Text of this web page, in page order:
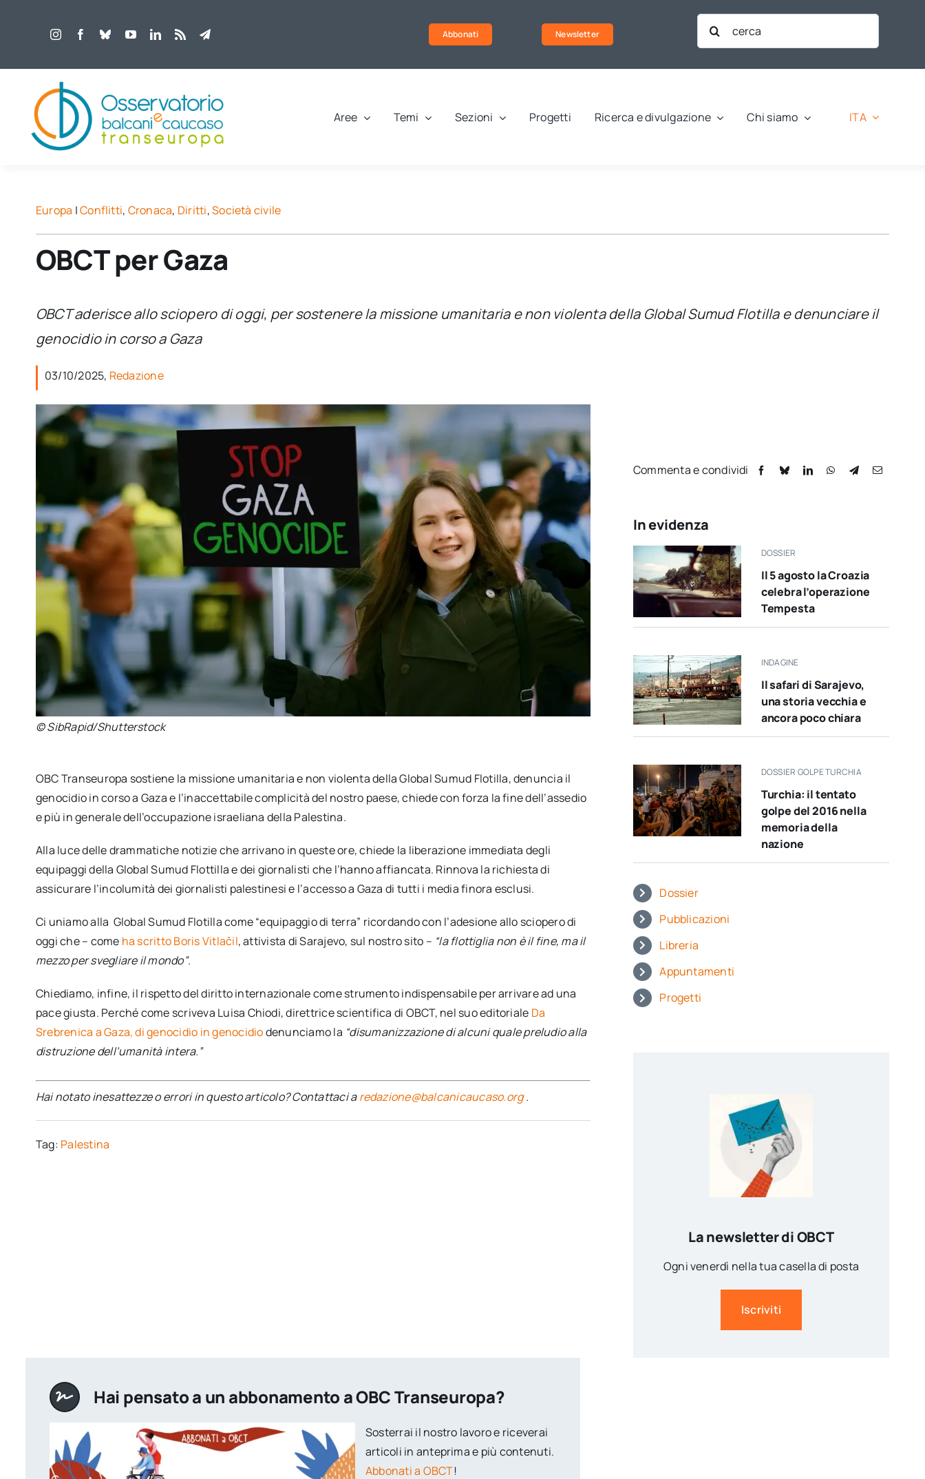
Abbonati Newsletter
Cerca
per:
Aree Temi Sezioni Progetti Ricerca e divulgazione Chi siamo ITA
Europa |Conflitti, Cronaca, Diritti,Società civile
OBCT per Gaza
OBCT aderisce allo sciopero di oggi, per sostenere la missione umanitaria e non violenta della Global Sumud Flotilla e denunciare il
genocidio in corso a Gaza
03/10/2025, Redazione
© SibRapid/Shutterstock
OBC Transeuropa sostiene la missione umanitaria e non violenta della Global Sumud Flotilla, denuncia il
genocidio in corso a Gaza e l’inaccettabile complicità del nostro paese, chiede con forza la fine dell’assedio
e più in generale dell’occupazione israeliana della Palestina.
Alla luce delle drammatiche notizie che arrivano in queste ore, chiede la liberazione immediata degli
equipaggi della Global Sumud Flottilla e dei giornalisti che l’hanno affiancata. Rinnova la richiesta di
assicurare l’incolumità dei giornalisti palestinesi e l’accesso a Gaza di tutti i media finora esclusi.
Ci uniamo alla Global Sumud Flotilla come “equipaggio di terra” ricordando con l’adesione allo sciopero di
oggi che – come ha scritto Boris Vitlačil, attivista di Sarajevo, sul nostro sito – “la flottiglia non è il fine, ma il
mezzo per svegliare il mondo”.
Chiediamo, infine, il rispetto del diritto internazionale come strumento indispensabile per arrivare ad una
pace giusta. Perché come scriveva Luisa Chiodi, direttrice scientifica di OBCT, nel suo editoriale Da
Srebrenica a Gaza, di genocidio in genocidiodenunciamo la “disumanizzazione di alcuni quale preludio alla
distruzione dell’umanità intera.”
Hai notato inesattezze o errori in questo articolo? Contattaci aredazione@balcanicaucaso.org.
Tag: Palestina
Commenta e condividi
In evidenza
DOSSIER
Il 5 agosto la Croazia
celebra l’operazione
Tempesta
INDAGINE
Il safari di Sarajevo,
una storia vecchia e
ancora poco chiara
DOSSIER GOLPE TURCHIA
Turchia: il tentato
golpe del 2016 nella
memoria della
nazione
Dossier
Pubblicazioni
Libreria
Appuntamenti
Progetti
La newsletter di OBCT
Ogni venerdì nella tua casella di posta
Iscriviti
Hai pensato a un abbonamento a OBC Transeuropa?
Sosterrai il nostro lavoro e riceverai
articoli in anteprima e più contenuti.
Abbonati a OBCT!